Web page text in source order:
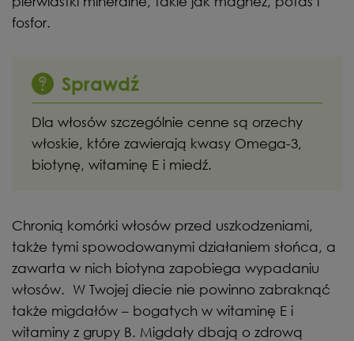
fosfor.
Sprawdź
Dla włosów szczególnie cenne są orzechy
włoskie, które zawierają kwasy Omega-3,
biotynę, witaminę E i miedź.
Chronią komórki włosów przed uszkodzeniami,
także tymi spowodowanymi działaniem słońca, a
zawarta w nich biotyna zapobiega wypadaniu
włosów. W Twojej diecie nie powinno zabraknąć
także migdałów – bogatych w witaminę E i
witaminy z grupy B. Migdały dbają o zdrową